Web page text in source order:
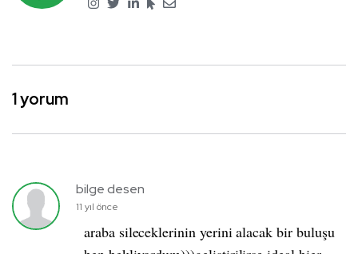
1 yorum
bilge desen
11 yıl önce
araba sileceklerinin yerini alacak bir buluşu